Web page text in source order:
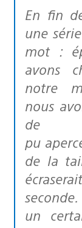
En fin de compte, God of War est
une
mot :
avons
notre
nous
de
pu
de la
un